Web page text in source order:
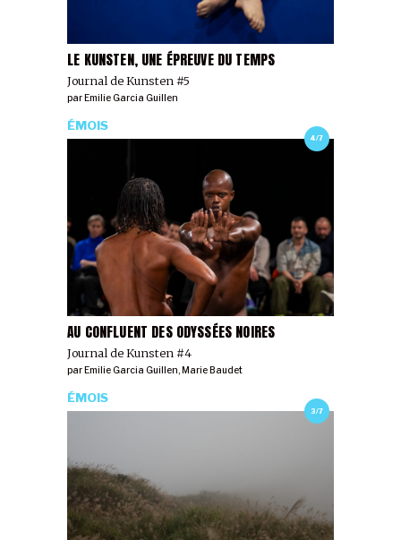
LE KUNSTEN, UNE ÉPREUVE DU TEMPS
Journal de Kunsten #5
parEmilie Garcia Guillen
4/7
AU CONFLUENT DES ODYSSÉES NOIRES
Journal de Kunsten #4
ÉMOIS
parEmilie Garcia Guillen,Marie Baudet
3/7
ÉMOIS